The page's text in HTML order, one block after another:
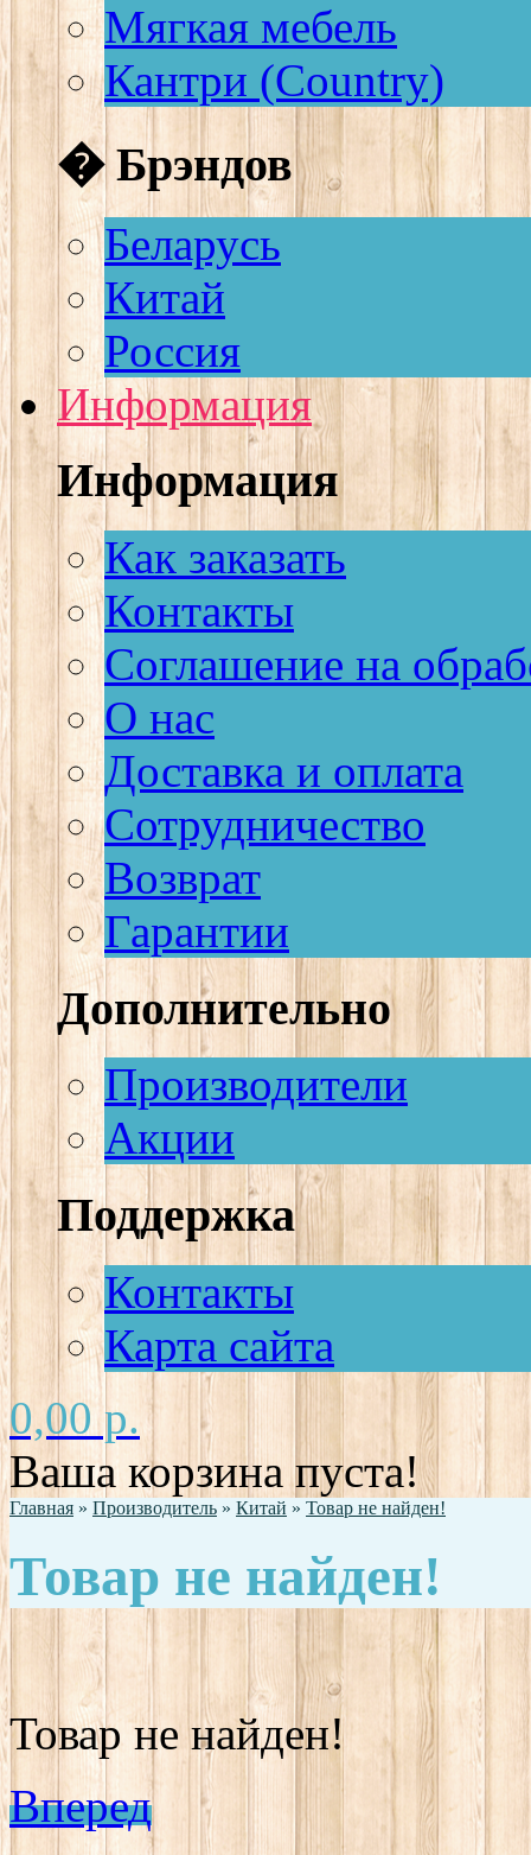
Мягкая мебель
Кантри (Country)
� Брэндов
Беларусь
Китай
Россия
Информация
Информация
Как заказать
Контакты
Соглашение на
О нас
Доставка и оплата
Сотрудничество
Возврат
Гарантии
Дополнительно
Производители
Акции
Поддержка
Контакты
Карта сайта
0,00 р.
Ваша корзина пуста!
Главная » Производитель » Китай » Товар не найден!
Товар не найден!
Товар не найден!
Вперед